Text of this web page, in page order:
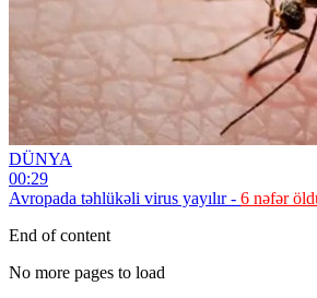
DÜNYA
00:29
Avropada təhlükəli virus yayılır - 6 nəfər
End of content
No more pages to load